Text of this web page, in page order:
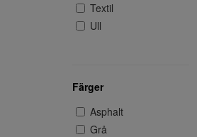
Textil
Ull
Färger
Asphalt
Grå